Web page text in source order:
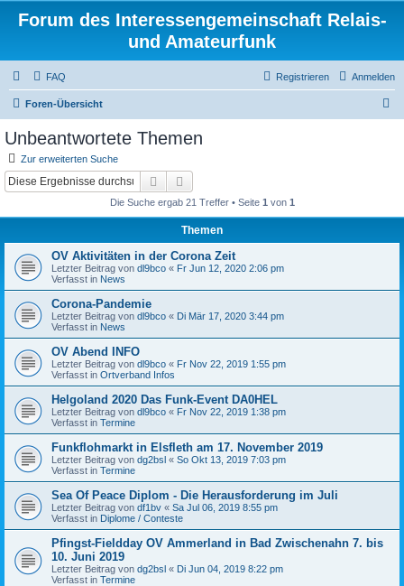
Forum des Interessengemeinschaft Relais-
und Amateurfunk
FAQ Anmelden
Registrieren
Foren-Übersicht
Unbeantwortete Themen
Zur erweiterten Suche
Suche
Die Suche ergab 21 Treffer • Seite 1 von 1
Themen
OV Aktivitäten in der Corona Zeit
Letzter Beitrag von dl9bco « Fr Jun 12, 2020 2:06 pm
Verfasst in News
Corona-Pandemie
Letzter Beitrag von dl9bco « Di Mär 17, 2020 3:44 pm
Verfasst in News
OV Abend INFO
Letzter Beitrag von dl9bco « Fr Nov 22, 2019 1:55 pm
Verfasst in Ortverband Infos
Helgoland 2020 Das Funk-Event DA0HEL
Letzter Beitrag von dl9bco « Fr Nov 22, 2019 1:38 pm
Verfasst in Termine
Funkflohmarkt in Elsfleth am 17. November 2019
Letzter Beitrag von dg2bsl « So Okt 13, 2019 7:03 pm
Verfasst in Termine
Sea Of Peace Diplom - Die Herausforderung im Juli
Letzter Beitrag von df1bv « Sa Jul 06, 2019 8:55 pm
Verfasst in Diplome / Conteste
Pfingst-Fieldday OV Ammerland in Bad Zwischenahn 7. bis
10. Juni 2019
Letzter Beitrag von dg2bsl « Di Jun 04, 2019 8:22 pm
Verfasst in Termine